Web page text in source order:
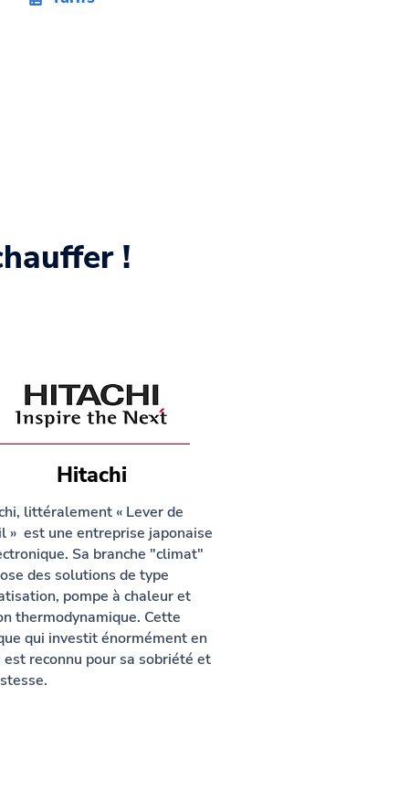
!
Hitachi
littéralement « Lever de
» est une entreprise japonaise
Sa branche "climat"
des solutions de type
pompe à chaleur et
thermodynamique. Cette
qui investit énormément en
est reconnu pour sa sobriété et